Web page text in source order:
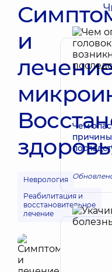
и
Неврология
Реабилитация и
восстановительное
лечение
Чем